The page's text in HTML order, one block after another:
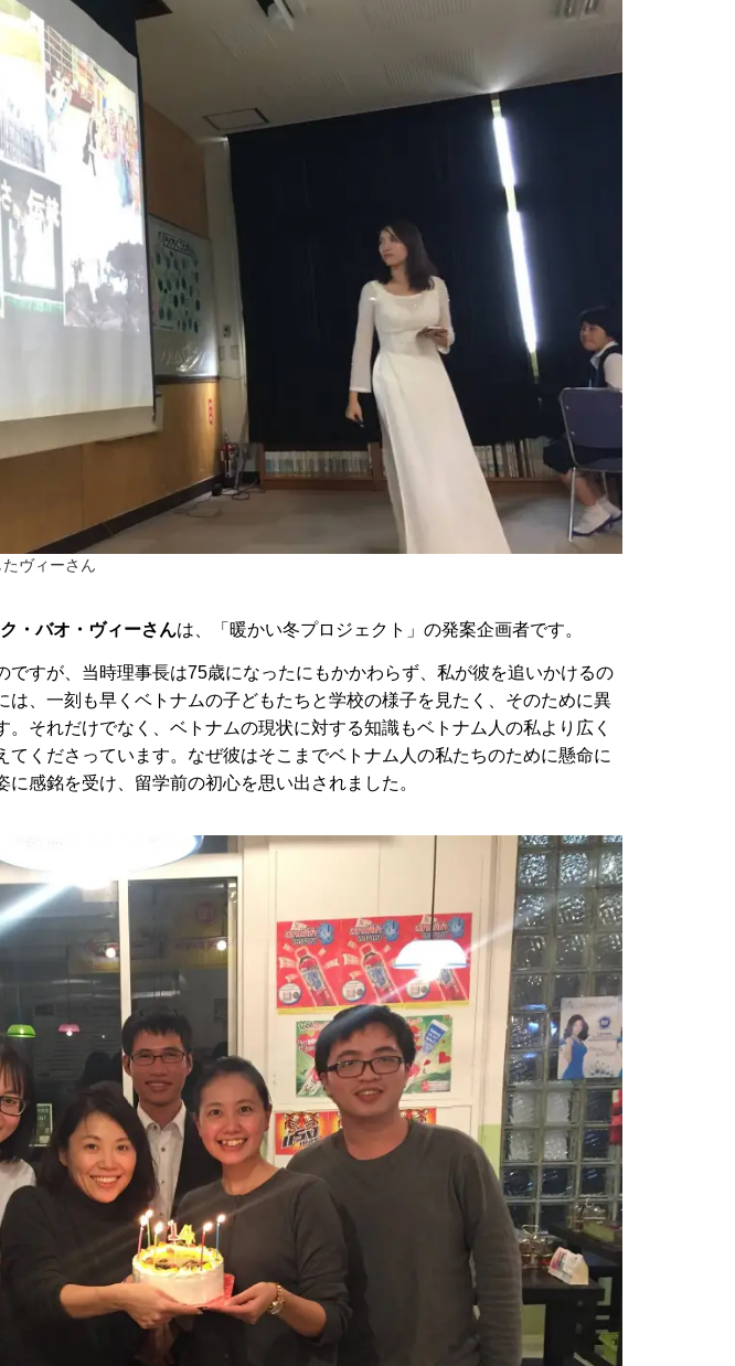
ヴィーさん
・バオ・ヴィーさんは、「暖かい冬プロジェクト」の発案企画者です。
ですが、当時理事長は75歳になったにもかかわらず、私が彼を追いかけるの
、一刻も早くベトナムの子どもたちと学校の様子を見たく、そのために異
それだけでなく、ベトナムの現状に対する知識もベトナム人の私より広く
くださっています。なぜ彼はそこまでベトナム人の私たちのために懸命に
感銘を受け、留学前の初心を思い出されました。